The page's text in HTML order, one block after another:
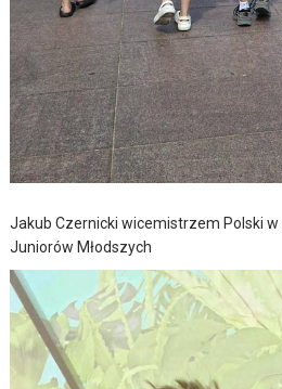
Jakub Czernicki wicemistrzem Polski
Juniorów Młodszych